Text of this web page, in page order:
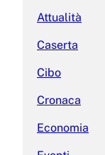
Attualità
Caserta
Cibo
Cronaca
Economia